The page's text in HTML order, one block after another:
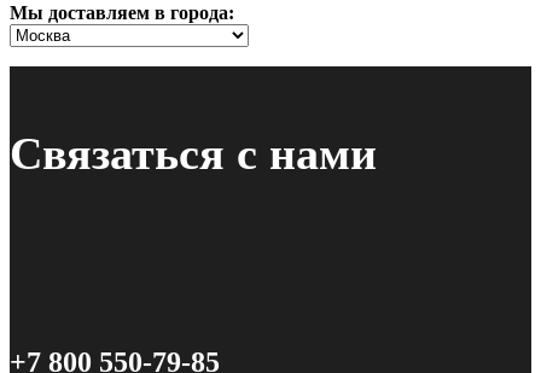
Мы доставляем в города:
Связаться с нами
+7 800 550-79-85